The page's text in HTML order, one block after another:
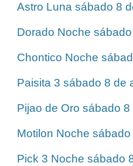
Astro Luna sábado 8
Dorado Noche
Chontico Noche
Paisita 3 sábado 8 de
Pijao de Oro sábado
Motilon Noche
Pick 3 Noche sábado